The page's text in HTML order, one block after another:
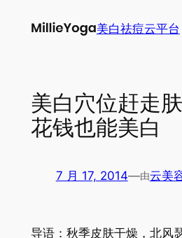
美白祛痘云平台
美白穴位赶走
花钱也能美白
7 月 17, 2014—由云美
导语：秋季皮肤干燥，北风